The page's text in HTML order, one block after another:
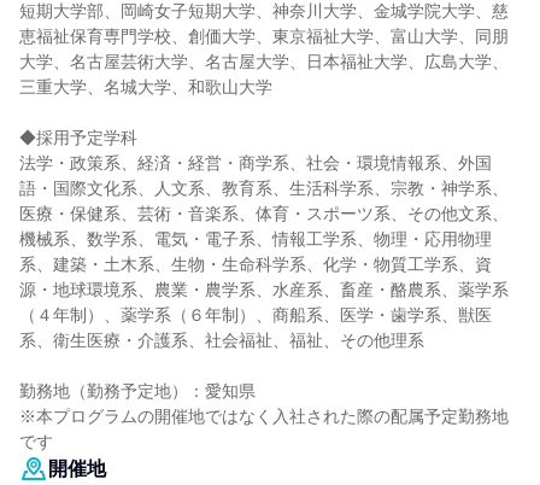
短期大学部、岡崎女子短期大学、神奈川大学、金城学院大学、慈
恵福祉保育専門学校、創価大学、東京福祉大学、富山大学、同朋
大学、名古屋芸術大学、名古屋大学、日本福祉大学、広島大学、
三重大学、名城大学、和歌山大学
◆採用予定学科
法学・政策系、経済・経営・商学系、社会・環境情報系、外国
語・国際文化系、人文系、教育系、生活科学系、宗教・神学系、
医療・保健系、芸術・音楽系、体育・スポーツ系、その他文系、
機械系、数学系、電気・電子系、情報工学系、物理・応用物理
系、建築・土木系、生物・生命科学系、化学・物質工学系、資
源・地球環境系、農業・農学系、水産系、畜産・酪農系、薬学系
（４年制）、薬学系（６年制）、商船系、医学・歯学系、獣医
系、衛生医療・介護系、社会福祉、福祉、その他理系
勤務地（勤務予定地）：愛知県
※本プログラムの開催地ではなく入社された際の配属予定勤務地
です
開催地